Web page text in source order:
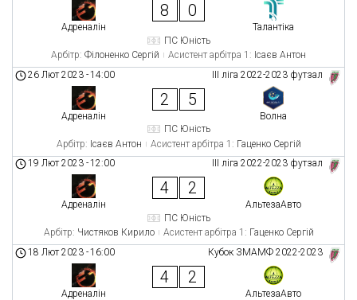
Адреналін
8 0
Талантіка
ПС Юність
Арбітр: Філоненко Сергій Асистент арбітра 1: Ісаєв Антон
ІІІ ліга 2022-2023 футзал
26 Лют 2023 -14:00
Адреналін
2 5
Волна
ПС Юність
Арбітр: Ісаєв Антон Асистент арбітра 1: Гаценко Сергій
ІІІ ліга 2022-2023 футзал
19 Лют 2023 -12:00
Адреналін
4 2
АльтезаАвто
ПС Юність
Арбітр: Чистяков Кирило Асистент арбітра 1: Гаценко Сергій
Кубок ЗМАМФ 2022-2023
18 Лют 2023 -16:00
Адреналін
4 2
АльтезаАвто